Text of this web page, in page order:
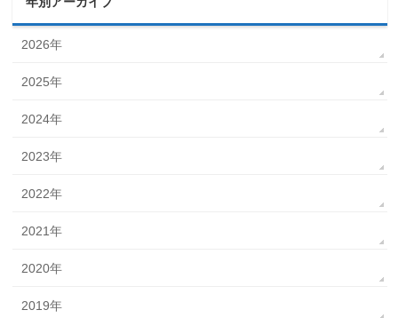
2026年
2025年
2024年
2023年
2022年
2021年
2020年
2019年